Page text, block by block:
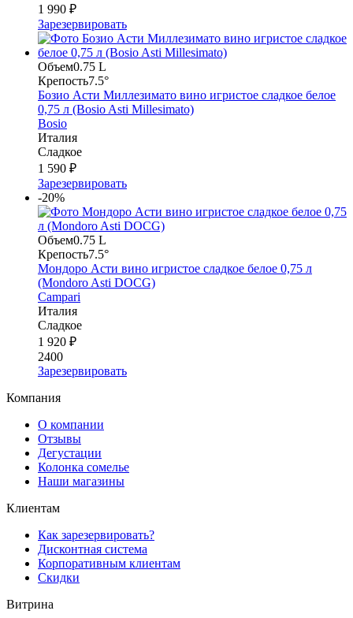
1 990 ₽
Зарезервировать
Объем0.75 L
Крепость7.5°
Бозио Асти Миллезимато вино игристое сладкое белое
0,75 л (Bosio Asti Millesimato)
Bosio
Италия
Сладкое
1 590 ₽
Зарезервировать
-20%
Объем0.75 L
Крепость7.5°
Мондоро Асти вино игристое сладкое белое 0,75 л
(Mondoro Asti DOCG)
Campari
Италия
Сладкое
1 920 ₽
2400
Зарезервировать
Компания
О компании
Отзывы
Дегустации
Колонка сомелье
Наши магазины
Клиентам
Как зарезервировать?
Дисконтная система
Корпоративным клиентам
Скидки
Витрина